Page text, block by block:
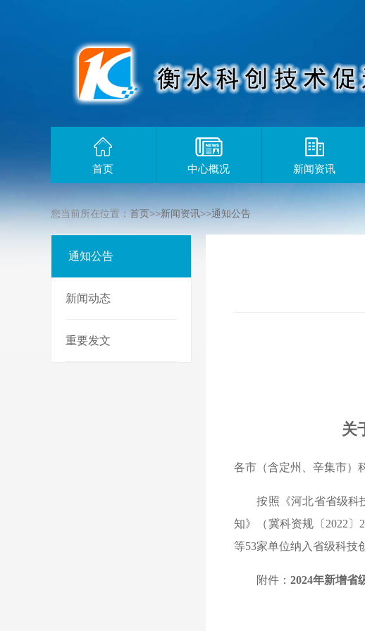
首页 中心概况 新闻资讯
您当前所在位置： 首页>>新闻资讯>>通知公告
通知公告
新闻动态
重要发文
关
各市（含定州、辛集市）
按照《河北省省级科技
知》（冀科资规〔2022
等53家单位纳入省级科技
附件： 2024年新增省